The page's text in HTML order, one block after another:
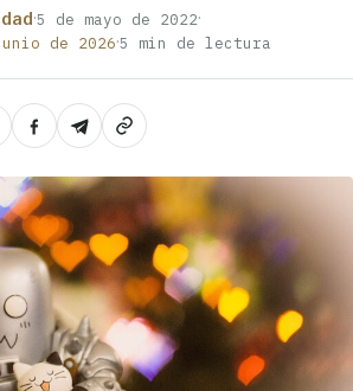
·5 de mayo de 2022·
de 2026·5 min de lectura